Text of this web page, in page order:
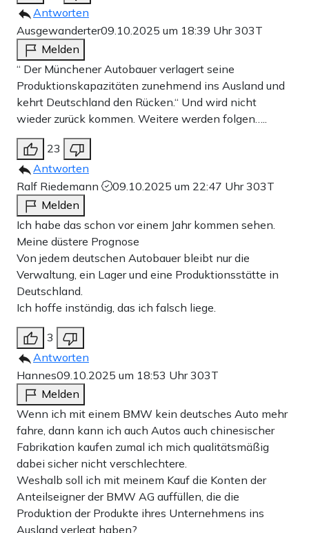
Antworten
Ausgewanderter09.10.2025 um 18:39 Uhr303T
Melden
“ Der Münchener Autobauer verlagert seine
Produktionskapazitäten zunehmend ins Ausland und
kehrt Deutschland den Rücken.“ Und wird nicht
wieder zurück kommen. Weitere werden folgen…..
23
Antworten
Ralf Riedemann
09.10.2025 um 22:47 Uhr303T
Melden
Ich habe das schon vor einem Jahr kommen sehen.
Meine düstere Prognose
Von jedem deutschen Autobauer bleibt nur die
Verwaltung, ein Lager und eine Produktionsstätte in
Deutschland.
Ich hoffe inständig, das ich falsch liege.
3
Antworten
Hannes09.10.2025 um 18:53 Uhr303T
Melden
Wenn ich mit einem BMW kein deutsches Auto mehr
fahre, dann kann ich auch Autos auch chinesischer
Fabrikation kaufen zumal ich mich qualitätsmäßig
dabei sicher nicht verschlechtere.
Weshalb soll ich mit meinem Kauf die Konten der
Anteilseigner der BMW AG auffüllen, die die
Produktion der Produkte ihres Unternehmens ins
Ausland verlegt haben?